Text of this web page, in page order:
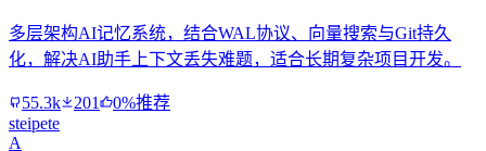
多层架构AI记忆系统，结合WAL协议、向量搜索与Git持久
化，解决AI助手上下文丢失难题，适合长期复杂项目开发。
55.3k 201
0%推荐
steipete
A